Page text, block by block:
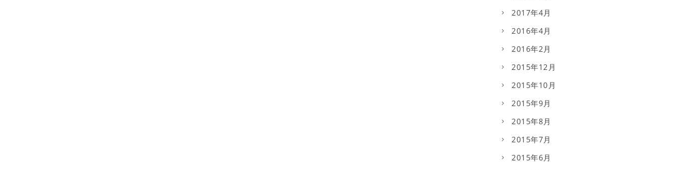
2017年4月
2016年4月
2016年2月
2015年12月
2015年10月
2015年9月
2015年8月
2015年7月
2015年6月